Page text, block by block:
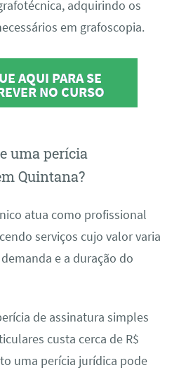
adquirindo os
em grafoscopia.
AQUI PARA SE
NO CURSO
uma perícia
Quintana?
atua como profissional
serviços cujo valor varia
e a duração do
de assinatura simples
custa cerca de R$
uma perícia jurídica pode